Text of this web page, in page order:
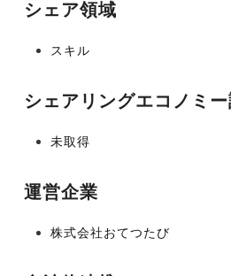
シェア領域
スキル
シェアリングエコノミ
未取得
運営企業
株式会社おてつたび